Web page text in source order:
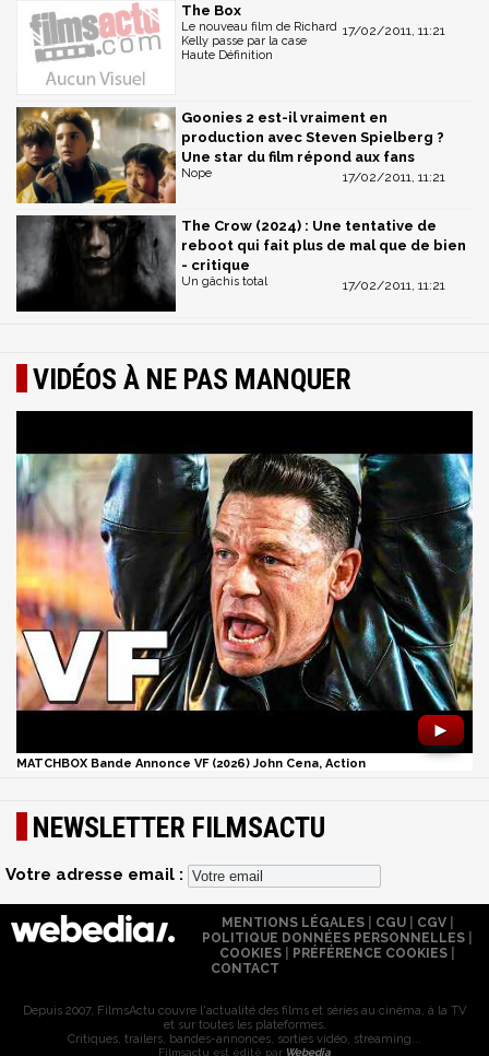
The Box
17/02/2011, 11:21
Le nouveau film de Richard
Kelly passe par la case
Haute Définition
Goonies 2 est-il vraiment en
production avec Steven Spielberg ?
Une star du film répond aux fans
17/02/2011, 11:21
Nope
The Crow (2024) : Une tentative de
reboot qui fait plus de mal que de bien
- critique
17/02/2011, 11:21
Un gâchis total
VIDÉOS À NE PAS MANQUER
►
MATCHBOX Bande Annonce VF (2026) John Cena, Action
NEWSLETTER FILMSACTU
Votre adresse email :
MENTIONS LÉGALES| CGU| CGV|
POLITIQUE DONNÉES PERSONNELLES
COOKIES
PRÉFÉRENCE COOKIES
CONTACT
Depuis 2007, FilmsActu couvre l'actualité des films et séries au cinéma, à la TV
et sur toutes les plateformes.
Critiques, trailers, bandes-annonces, sorties vidéo, streaming...
Filmsactu est édité par Webedia